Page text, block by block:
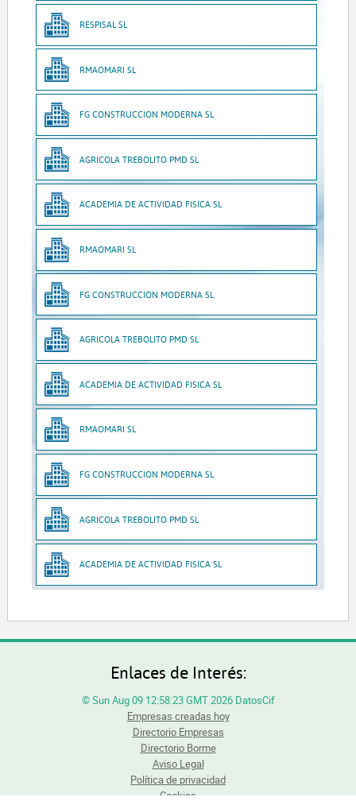
RESPISAL SL
RMAOMARI SL
FG CONSTRUCCION MODERNA SL
AGRICOLA TREBOLITO PMD SL
ACADEMIA DE ACTIVIDAD FISICA SL
RMAOMARI SL
FG CONSTRUCCION MODERNA SL
AGRICOLA TREBOLITO PMD SL
ACADEMIA DE ACTIVIDAD FISICA SL
RMAOMARI SL
FG CONSTRUCCION MODERNA SL
AGRICOLA TREBOLITO PMD SL
ACADEMIA DE ACTIVIDAD FISICA SL
Enlaces de Interés:
© Sun Aug 09 12:58:23 GMT 2026 DatosCif
Empresas creadas hoy
Directorio Empresas
Directorio Borme
Aviso Legal
Política de privacidad
Cookies